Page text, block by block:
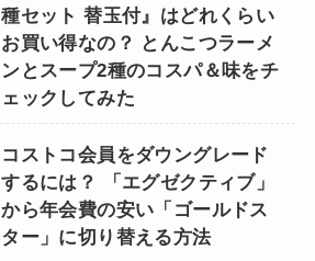
種セット 替玉付』はどれくらい
お買い得なの？ とんこつラーメ
ンとスープ2種のコスパ＆味をチ
ェックしてみた
コストコ会員をダウングレード
するには？ 「エグゼクティブ」
から年会費の安い「ゴールドス
ター」に切り替える方法